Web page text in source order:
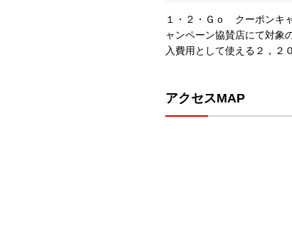
１・２・Ｇｏ クーポンキ
ャンペーン協賛店にて対象
入費用として使える２，２
アクセスMAP